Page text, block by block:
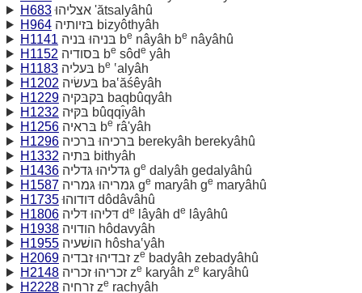
H683
אצליהוּ 'ătsalyâhû
H964
בּזיותיה bizyôthyâh
H1141
בּניהוּ בּניה be nâyâh be nâyâhû
H1152
בּסודיה be sôde yâh
H1183
בּעליה be ‛alyâh
H1202
בּעשׂיה ba‛ăśêyâh
H1229
בּקבּקיה baqbûqyâh
H1232
בּקּיּה bûqqı̂yâh
H1256
בּראיה be râ'yâh
H1296
בּרכיהוּ בּרכיה berekyâh berekyâhû
H1332
בּתיה bithyâh
H1436
גּדליהוּ גּדליה ge dalyâh gedalyâhû
H1587
גּמריהוּ גּמריה ge maryâh ge maryâhû
H1735
דּודוהוּ dôdâvâhû
H1806
דּליהוּ דּליה de lâyâh de
lâyâhû
H1938
הודויה hôdavyâh
H1955
הושׁעיה hôsha‛yâh
H2069
זבדיהוּ זבדיה ze badyâh zebadyâhû
H2148
זכריהוּ זכריה ze karyâh ze karyâhû
H2228
זרחיה ze rachyâh